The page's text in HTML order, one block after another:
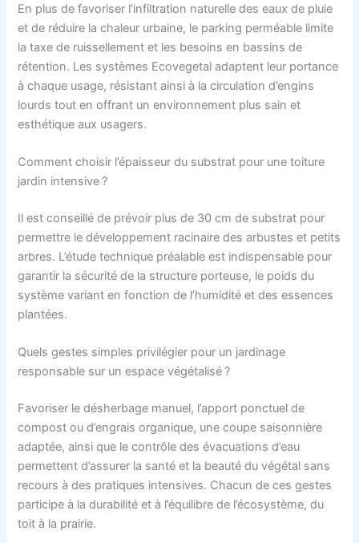
En plus de favoriser l’infiltration naturelle des eaux de pluie
et de réduire la chaleur urbaine, le parking perméable limite
la taxe de ruissellement et les besoins en bassins de
rétention. Les systèmes Ecovegetal adaptent leur portance
à chaque usage, résistant ainsi à la circulation d’engins
lourds tout en offrant un environnement plus sain et
esthétique aux usagers.
Comment choisir l’épaisseur du substrat pour une toiture
jardin intensive ?
Il est conseillé de prévoir plus de 30 cm de substrat pour
permettre le développement racinaire des arbustes et petits
arbres. L’étude technique préalable est indispensable pour
garantir la sécurité de la structure porteuse, le poids du
système variant en fonction de l’humidité et des essences
plantées.
Quels gestes simples privilégier pour un jardinage
responsable sur un espace végétalisé ?
Favoriser le désherbage manuel, l’apport ponctuel de
compost ou d’engrais organique, une coupe saisonnière
adaptée, ainsi que le contrôle des évacuations d’eau
permettent d’assurer la santé et la beauté du végétal sans
recours à des pratiques intensives. Chacun de ces gestes
participe à la durabilité et à l’équilibre de l’écosystème, du
toit à la prairie.